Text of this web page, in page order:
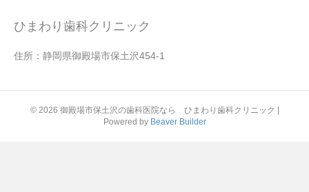
ひまわり歯科クリニック
住所：静岡県御殿場市保土沢454-1
© 2026 御殿場市保土沢の歯科医院なら ひまわり歯科クリニック
Powered by Beaver Builder